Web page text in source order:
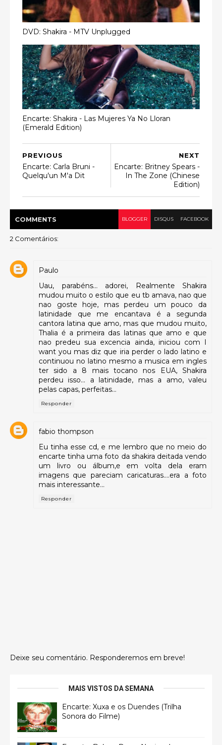
DVD: Shakira - MTV Unplugged
Encarte: Shakira - Las Mujeres Ya No Lloran
(Emerald Edition)
NEXT
Encarte: Britney Spears -
In The Zone (Chinese
Edition)
PREVIOUS
Encarte: Carla Bruni -
Quelqu'un M'a Dit
COMMENTS BLOGGER DISQUS FACEBOOK
2 Comentários:
Paulo
Uau, parabéns... adorei, Realmente Shakira
mudou muito o estilo que eu tb amava, nao que
nao goste hoje, mas perdeu um pouco da
latinidade que me encantava é a segunda
cantora latina que amo, mas que mudou muito,
Thalia é a primeira das latinas que amo e que
nao predeu sua excencia ainda, iniciou com I
want you mas diz que iria perder o lado latino e
continuou no latino mesmo a musica em ingles
ter sido a 8 mais tocano nos EUA, Shakira
perdeu isso... a latinidade, mas a amo, valeu
pelas capas, perfeitas...
Responder
fabio thompson
Eu tinha esse cd, e me lembro que no meio do
encarte tinha uma foto da shakira deitada vendo
um livro ou álbum,e em volta dela eram
imagens que pareciam caricaturas....era a foto
mais interessante...
Responder
Deixe seu comentário. Responderemos em breve!
MAIS VISTOS DA SEMANA
Encarte: Xuxa e os Duendes (Trilha
Sonora do Filme)